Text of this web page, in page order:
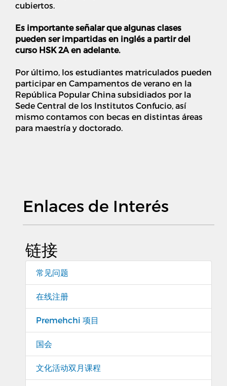
cubiertos.
Es importante señalar que algunas clases
pueden ser impartidas en inglés a partir del
curso HSK 2A en adelante.
Por último, los estudiantes matriculados pueden
participar en Campamentos de verano en la
República Popular China subsidiados por la
Sede Central de los Institutos Confucio, así
mismo contamos con becas en distintas áreas
para maestría y doctorado.
Enlaces de Interés
链接
常见问题
在线注册
Premehchi 项目
国会
文化活动双月课程